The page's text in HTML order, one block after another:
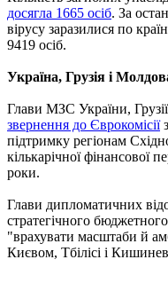
досягла 1665 осіб. За
вірусу заразилися по
9419 осіб.
Україна, Грузія і
Глави МЗС України,
звернення до Єврокомісії
підтримку регіонам
кількарічної фінансової
роки.
Глави дипломатичних
стратегічного
"врахувати масштаби й
Києвом, Тбілісі і